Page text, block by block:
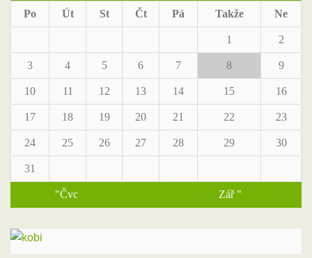
Po Út St Čt Pá Takže Ne
1 2
3 4 5 6 7 8 9
10 11 12 13 14 15 16
17 18 19 20 21 22 23
24 25 26 27 28 29 30
31
"Čvc Zář "